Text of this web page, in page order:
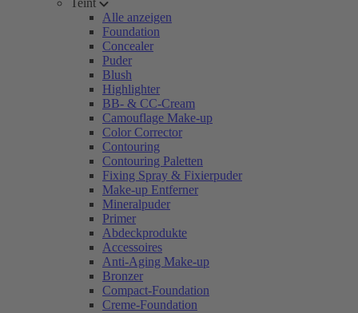
Teint
Alle anzeigen
Foundation
Concealer
Puder
Blush
Highlighter
BB- & CC-Cream
Camouflage Make-up
Color Corrector
Contouring
Contouring Paletten
Fixing Spray & Fixierpuder
Make-up Entferner
Mineralpuder
Primer
Abdeckprodukte
Accessoires
Anti-Aging Make-up
Bronzer
Compact-Foundation
Creme-Foundation